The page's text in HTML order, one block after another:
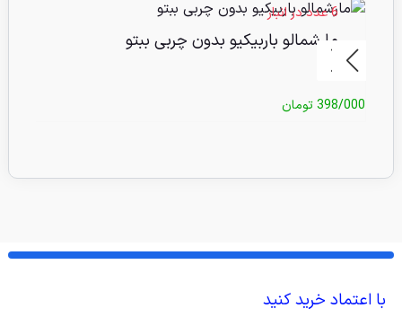
6 عدد در انبار
مارشمالو باربیکیو بدون چربی ببتو
398/000تومان
با اعتماد خرید کنید